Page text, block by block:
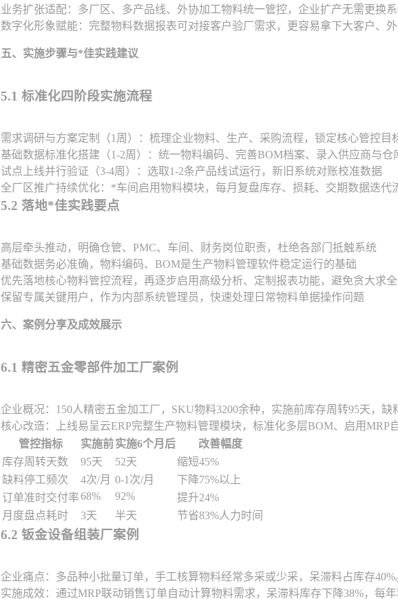
业务扩张适配：多厂区、多产品线、外协加工物料统一管控，企业扩产无需更换
数字化形象赋能：完整物料数据报表可对接客户验厂需求，更容易拿下大客户、
五、实施步骤与*佳实践建议
5.1 标准化四阶段实施流程
需求调研与方案定制（1周）：梳理企业物料、生产、采购流程，锁定核心管控目
基础数据标准化搭建（1-2周）：统一物料编码、完善BOM档案、录入供应商与仓
试点上线并行验证（3-4周）：选取1-2条产品线试运行，新旧系统对账校准数据
全厂区推广持续优化：*车间启用物料模块，每月复盘库存、损耗、交期数据迭代
5.2 落地*佳实践要点
高层牵头推动，明确仓管、PMC、车间、财务岗位职责，杜绝各部门抵触系统
基础数据务必准确，物料编码、BOM是生产物料管理软件稳定运行的基础
优先落地核心物料管控流程，再逐步启用高级分析、定制报表功能，避免贪大求全
保留专属关键用户，作为内部系统管理员，快速处理日常物料单据操作问题
六、案例分享及成效展示
6.1 精密五金零部件加工厂案例
企业概况：150人精密五金加工厂，SKU物料3200余种，实施前库存周转95天，缺
核心改造：上线易呈云ERP完整生产物料管理模块，标准化多层BOM、启用MRP
管控指标
实施前实施6个月后
改善幅度
库存周转天数
95天 52天
缩短45%
缺料停工频次
4次/月 0-1次/月
下降75%以上
订单准时交付率68% 92%
提升24%
月度盘点耗时
3天 半天 节省83%人力时间
6.2 钣金设备组装厂案例
企业痛点：多品种小批量订单，手工核算物料经常多采或少采，呆滞料占库存40%
实施成效：通过MRP联动销售订单自动计算物料需求，呆滞料库存下降38%，每